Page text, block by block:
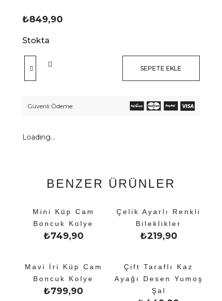
₺849,90
Stokta
SEPETE EKLE
Güvenli Ödeme:
Loading...
BENZER ÜRÜNLER
Mini Küp Cam
Boncuk Kolye
₺749,90
Çelik Ayarlı Renkli
Bileklikler
₺219,90
Mavi İri Küp Cam
Boncuk Kolye
₺799,90
Çift Taraflı Kaz
Ayağı Desen Yumoş
Şal